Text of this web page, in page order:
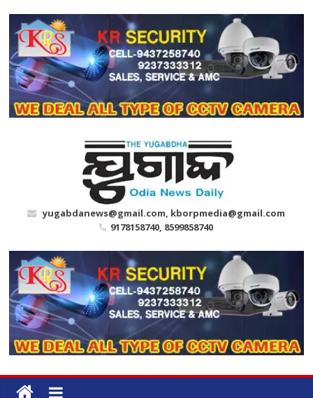
content
yugabdanews@gmail.com, kborpmedia@gmail.com
9178158740, 8599858740